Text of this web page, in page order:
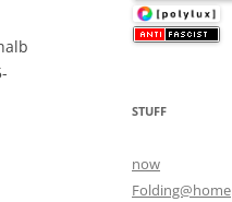
STUFF
now
Folding@home